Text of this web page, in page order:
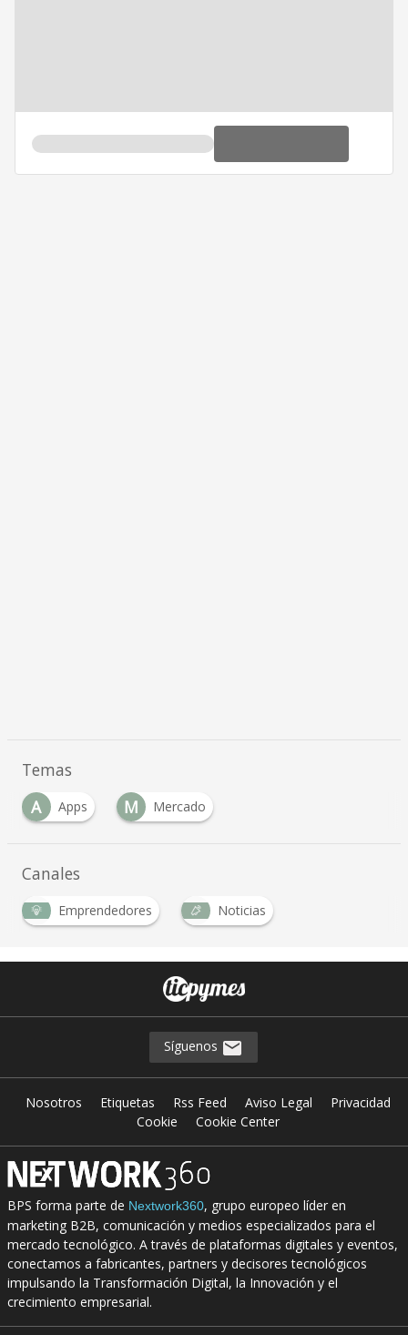
Temas
A
Apps M Mercado
Canales
Emprendedores Noticias
Síguenos
Nosotros Etiquetas Rss Feed Aviso Legal
Privacidad
Cookie
Cookie Center
BPS forma parte de Nextwork360, grupo europeo líder en
marketing B2B, comunicación y medios especializados para el
mercado tecnológico. A través de plataformas digitales y eventos,
conectamos a fabricantes, partners y decisores tecnológicos
impulsando la Transformación Digital, la Innovación y el
crecimiento empresarial.